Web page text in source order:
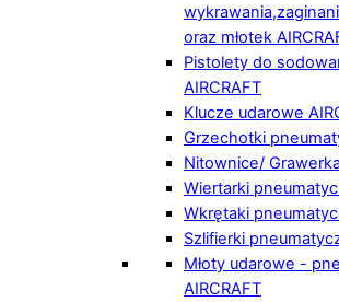
oraz młotek
Pistolety do
AIRCRAFT
Klucze udarowe
Grzechotki
Nitownice/
Wiertarki
Wkrętaki
Szlifierki
Młoty udarowe -
AIRCRAFT